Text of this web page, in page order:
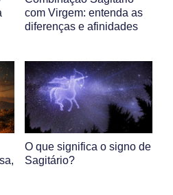
com Virgem: entenda as
diferenças e afinidades
O que significa o signo de
Sagitário?